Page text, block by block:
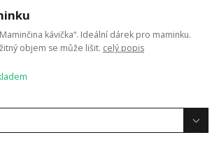
kávička“. Ideální dárek pro maminku.
objem se může lišit. celý popis